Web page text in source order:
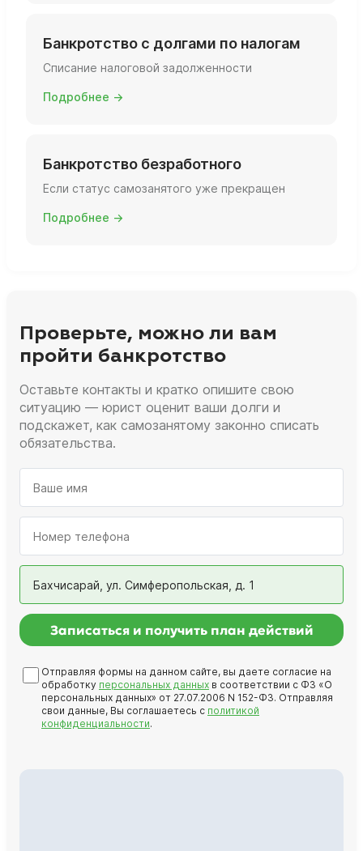
Банкротство с долгами по налогам
Списание налоговой задолженности
Подробнее →
Банкротство безработного
Если статус самозанятого уже прекращен
Подробнее →
Проверьте, можно ли вам
пройти банкротство
Оставьте контакты и кратко опишите свою
ситуацию — юрист оценит ваши долги и
подскажет, как самозанятому законно списать
обязательства.
Бахчисарай, ул. Симферопольская, д. 1
Записаться и получить план действий
Отправляя формы на данном сайте, вы даете согласие на
обработку персональных данных в соответствии с ФЗ «О
персональных данных» от 27.07.2006 N 152-ФЗ. Отправляя
свои данные, Вы соглашаетесь с политикой
конфиденциальности.